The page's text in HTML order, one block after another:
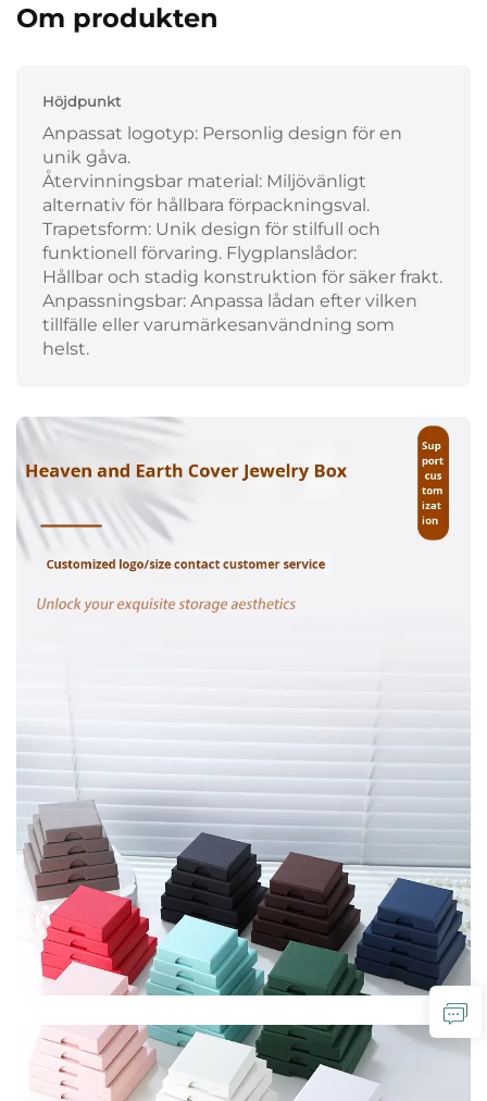
Om produkten
Höjdpunkt
Anpassat logotyp: Personlig design för en
unik gåva.
Återvinningsbar material: Miljövänligt
alternativ för hållbara förpackningsval.
Trapetsform: Unik design för stilfull och
funktionell förvaring. Flygplanslådor:
Hållbar och stadig konstruktion för säker frakt.
Anpassningsbar: Anpassa lådan efter vilken
tillfälle eller varumärkesanvändning som
helst.